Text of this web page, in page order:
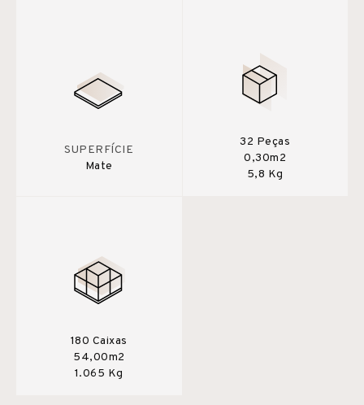
SUPERFÍCIE
Mate
32 Peças
0,30m2
5,8 Kg
180 Caixas
54,00m2
1.065 Kg